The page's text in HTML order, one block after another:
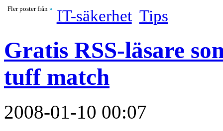
Fler poster från» IT-säkerhet Tips
Gratis RSS-läsare
tuff match
2008-01-10 00:07